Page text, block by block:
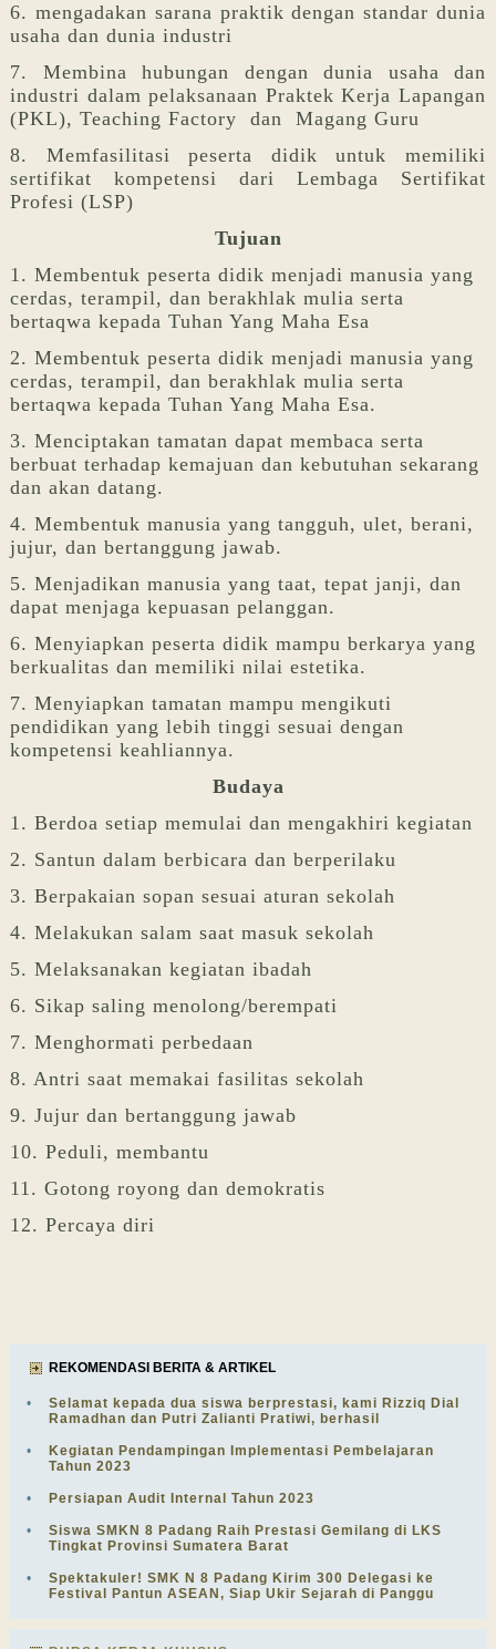
6. mengadakan sarana praktik dengan standar dunia
usaha dan dunia industri
7. Membina hubungan dengan dunia usaha dan
industri dalam pelaksanaan Praktek Kerja Lapangan
(PKL), Teaching Factory dan Magang Guru
8. Memfasilitasi peserta didik untuk memiliki
sertifikat kompetensi dari Lembaga Sertifikat
Profesi (LSP)
Tujuan
1. Membentuk peserta didik menjadi manusia yang
cerdas, terampil, dan berakhlak mulia serta
bertaqwa kepada Tuhan Yang Maha Esa
2. Membentuk peserta didik menjadi manusia yang
cerdas, terampil, dan berakhlak mulia serta
bertaqwa kepada Tuhan Yang Maha Esa.
3. Menciptakan tamatan dapat membaca serta
berbuat terhadap kemajuan dan kebutuhan sekarang
dan akan datang.
4. Membentuk manusia yang tangguh, ulet, berani,
jujur, dan bertanggung jawab.
5. Menjadikan manusia yang taat, tepat janji, dan
dapat menjaga kepuasan pelanggan.
6. Menyiapkan peserta didik mampu berkarya yang
berkualitas dan memiliki nilai estetika.
7. Menyiapkan tamatan mampu mengikuti
pendidikan yang lebih tinggi sesuai dengan
kompetensi keahliannya.
Budaya
1. Berdoa setiap memulai dan mengakhiri kegiatan
2. Santun dalam berbicara dan berperilaku
3. Berpakaian sopan sesuai aturan sekolah
4. Melakukan salam saat masuk sekolah
5. Melaksanakan kegiatan ibadah
6. Sikap saling menolong/berempati
7. Menghormati perbedaan
8. Antri saat memakai fasilitas sekolah
9. Jujur dan bertanggung jawab
10. Peduli, membantu
11. Gotong royong dan demokratis
12. Percaya diri
REKOMENDASI BERITA & ARTIKEL
•
Selamat kepada dua siswa berprestasi, kami Rizziq Dial
Ramadhan dan Putri Zalianti Pratiwi, berhasil
•
Kegiatan Pendampingan Implementasi Pembelajaran
Tahun 2023
• Persiapan Audit Internal Tahun 2023
•
Siswa SMKN 8 Padang Raih Prestasi Gemilang di LKS
Tingkat Provinsi Sumatera Barat
•
Spektakuler! SMK N 8 Padang Kirim 300 Delegasi ke
Festival Pantun ASEAN, Siap Ukir Sejarah di Panggu